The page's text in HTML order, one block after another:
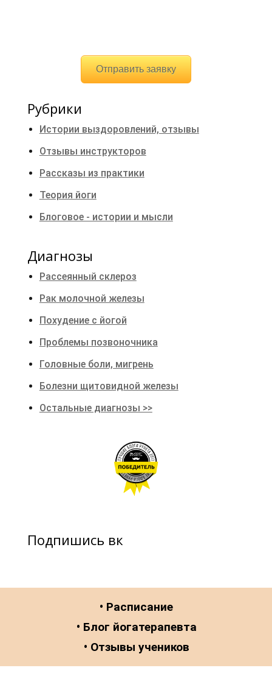
Отправить заявку
Рубрики
Истории выздоровлений, отзывы
Отзывы инструкторов
Рассказы из практики
Теория йоги
Блоговое - истории и мысли
Диагнозы
Рассеянный склероз
Рак молочной железы
Похудение с йогой
Проблемы позвоночника
Головные боли, мигрень
Болезни щитовидной железы
Остальные диагнозы >>
Подпишись вк
• Расписание
• Блог йогатерапевта
• Отзывы учеников